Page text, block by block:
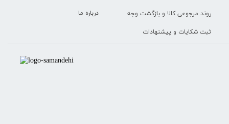
روند مرجوعی کالا و بازگشت وجه
ثبت شکایات و پیشنهادات
درباره ما